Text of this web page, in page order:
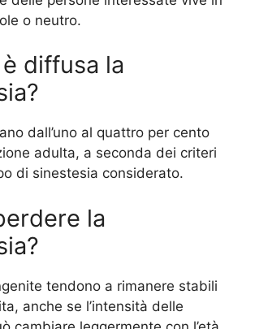
o neutro.
diffusa la
dall’uno al quattro per cento
adulta, a seconda dei criteri
di sinestesia considerato.
la
tendono a rimanere stabili
anche se l’intensità delle